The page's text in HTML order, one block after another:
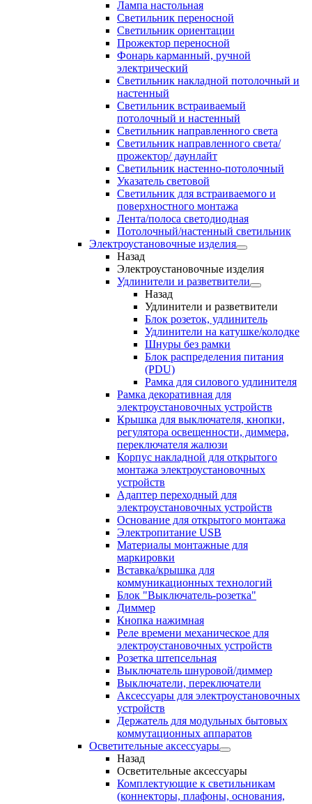
Лампа настольная
Светильник переносной
Светильник ориентации
Прожектор переносной
Фонарь карманный, ручной
электрический
Светильник накладной потолочный и
настенный
Светильник встраиваемый
потолочный и настенный
Светильник направленного света
Светильник направленного света/
прожектор/ даунлайт
Светильник настенно-потолочный
Указатель световой
Светильник для встраиваемого и
поверхностного монтажа
Лента/полоса светодиодная
Потолочный/настенный светильник
Электроустановочные изделия
Назад
Электроустановочные изделия
Удлинители и разветвители
Назад
Удлинители и разветвители
Блок розеток, удлинитель
Удлинители на катушке/колодке
Шнуры без рамки
Блок распределения питания
(PDU)
Рамка для силового удлинителя
Рамка декоративная для
электроустановочных устройств
Крышка для выключателя, кнопки,
регулятора освещенности, диммера,
переключателя жалюзи
Корпус накладной для открытого
монтажа электроустановочных
устройств
Адаптер переходный для
электроустановочных устройств
Основание для открытого монтажа
Электропитание USB
Материалы монтажные для
маркировки
Вставка/крышка для
коммуникационных технологий
Блок "Выключатель-розетка"
Диммер
Кнопка нажимная
Реле времени механическое для
электроустановочных устройств
Розетка штепсельная
Выключатель шнуровой/диммер
Выключатели, переключатели
Аксессуары для электроустановочных
устройств
Держатель для модульных бытовых
коммутационных аппаратов
Осветительные аксессуары
Назад
Осветительные аксессуары
Комплектующие к светильникам
(коннекторы, плафоны, основания,